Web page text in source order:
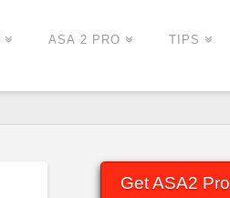
ASA 2 PRO TIPS
Get ASA2 Pro